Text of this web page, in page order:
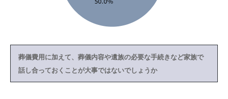
葬儀費用に加えて、葬儀内容や遺族の必要な手続きなど家族で
話し合っておくことが大事ではないでしょうか